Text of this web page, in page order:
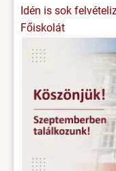
Idén is sok
Főiskolát